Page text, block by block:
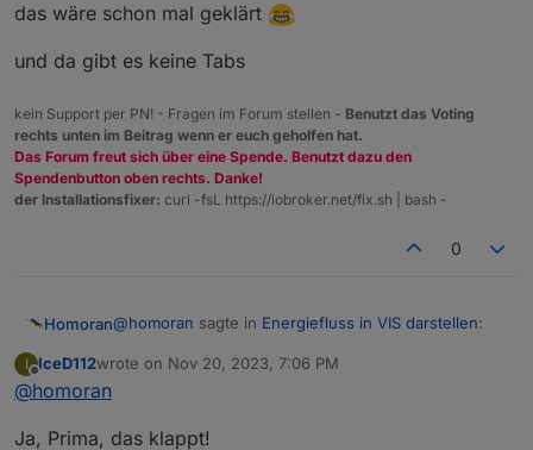
Lass IP/Port einfach nur weg.
das wäre schon mal geklärt
und da gibt es keine Tabs
kein Support per PN! - Fragen im Forum stellen - Benutzt das Voting
rechts unten im Beitrag wenn er euch geholfen hat.
Das Forum freut sich über eine Spende. Benutzt dazu den
Spendenbutton oben rechts. Danke!
der Installationsfixer: curl -fsL https://iobroker.net/fix.sh | bash -
0
Homoran@homoran sagte in Energiefluss in VIS darstellen:
I
Offline
IceD112wrote on Nov 20, 2023, 7:06 PM
last edited by
@homoran
Ja, Prima, das klappt!